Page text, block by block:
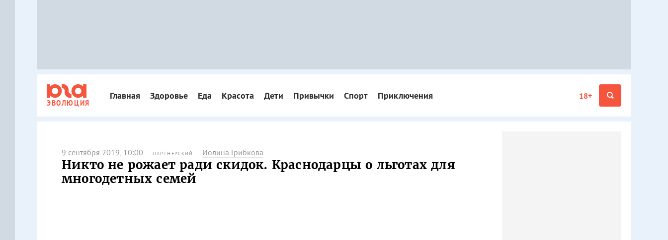
ЭВОЛЮЦИЯ
18+
Главная Здоровье Еда Красота Дети Привычки Спорт Приключения
9 сентября 2019, 10:00 ПАРТНЕРСКИЙ Иолина Грибкова
Никто не рожает ради скидок. Краснодарцы о льготах для
многодетных семей